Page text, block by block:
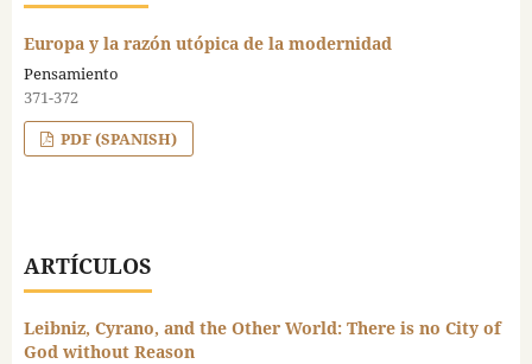
Europa y la razón utópica de la modernidad
Pensamiento
371-372
PDF (SPANISH)
ARTÍCULOS
Leibniz, Cyrano, and the Other World: There is no City of
God without Reason